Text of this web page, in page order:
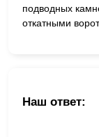
подводных
откатными
Наш ответ: